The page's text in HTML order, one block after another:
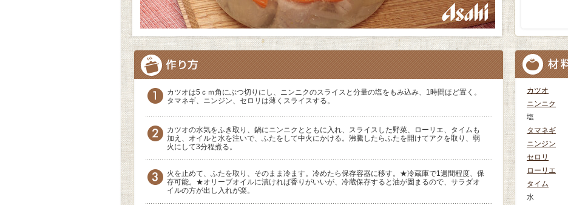
カツオは5ｃｍ角にぶつ切りにし、ニンニクのスライスと分量の塩をもみ込み、1時間ほど置く。
タマネギ、ニンジン、セロリは薄くスライスする。
カツオの水気をふき取り、鍋にニンニクとともに入れ、スライスした野菜、ローリエ、タイムも
加え、オイルと水を注いで、ふたをして中火にかける。沸騰したらふたを開けてアクを取り、弱
火にして3分程煮る。
火を止めて、ふたを取り、そのまま冷ます。冷めたら保存容器に移す。★冷蔵庫で1週間程度、保
存可能。★オリーブオイルに漬ければ香りがいいが、冷蔵保存すると油が固まるので、サラダオ
イルの方が出し入れが楽。
カツオ
ニンニク
塩
タマネギ
ニンジン
セロリ
ローリエ
タイム
水